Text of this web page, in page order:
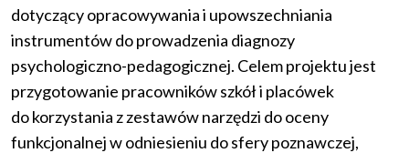
dotyczący opracowywania i upowszechniania
instrumentów do prowadzenia diagnozy
psychologiczno-pedagogicznej. Celem projektu jest
przygotowanie pracowników szkół i placówek
do korzystania z zestawów narzędzi do oceny
funkcjonalnej w odniesieniu do sfery poznawczej,